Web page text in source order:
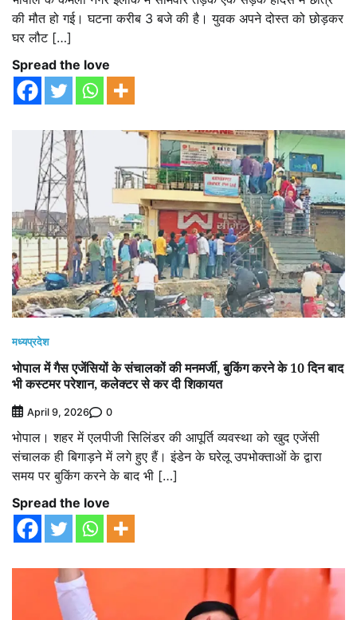
की मौत हो गई। घटना करीब 3 बजे की है। युवक अपने दोस्त को छोड़कर
घर लौट […]
Spread the love
मध्यप्रदेश
भोपाल में गैस एजेंसियों के संचालकों की मनमर्जी, बुकिंग करने के 10 दिन बाद
भी कस्टमर परेशान, कलेक्टर से कर दी शिकायत
April 9, 2026 0
भोपाल। शहर में एलपीजी सिलिंडर की आपूर्ति व्यवस्था को खुद एजेंसी
संचालक ही बिगाड़ने में लगे हुए हैं। इंडेन के घरेलू उपभोक्ताओं के द्वारा
समय पर बुकिंग करने के बाद भी […]
Spread the love